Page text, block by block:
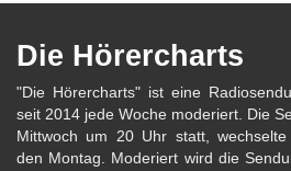
Die Hörercharts
"Die Hörercharts" ist eine
seit 2014 jede Woche moderiert. Die
Mittwoch um 20 Uhr statt,
den Montag. Moderiert wird die